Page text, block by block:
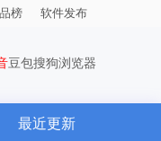
榜 软件发布
豆包搜狗浏览器
最近更新